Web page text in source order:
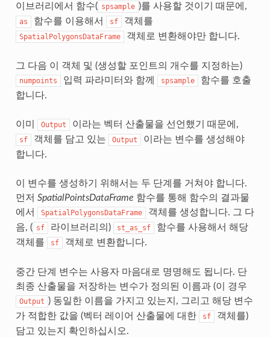
이브러리에서 함수( spsample )를 사용할 것이기 때문에,
as 함수를 이용해서 sf 객체를
SpatialPolygonsDataFrame 객체로 변환해야만 합니다.
그 다음 이 객체 및 (생성할 포인트의 개수를 지정하는)
numpoints 입력 파라미터와 함께 spsample
함수를 호출
합니다.
이미 Output 이라는 벡터 산출물을 선언했기 때문에,
sf 객체를 담고 있는 Output
이라는 변수를 생성해야
합니다.
이 변수를 생성하기 위해서는 두 단계를 거쳐야 합니다.
먼저 SpatialPointsDataFrame 함수를 통해 함수의 결과물
에서
SpatialPolygonsDataFrame
객체를 생성합니다. 그 다
음, ( sf 라이브러리의) st_as_sf
함수를 사용해서 해당
객체를
sf 객체로 변환합니다.
중간 단계 변수는 사용자 마음대로 명명해도 됩니다. 단
최종 산출물을 저장하는 변수가 정의된 이름과 (이 경우
Output ) 동일한 이름을 가지고 있는지, 그리고 해당 변수
가 적합한 값을 (벡터 레이어 산출물에 대한
sf
객체를)
담고 있는지 확인하십시오.